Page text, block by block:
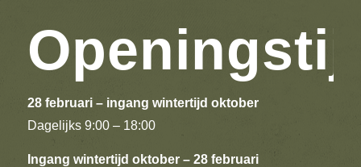
28 februari – ingang wintertijd oktober
Dagelijks 9:00 – 18:00
Ingang wintertijd oktober – 28 februari